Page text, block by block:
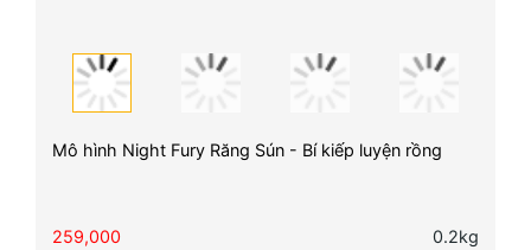
Mô hình Night Fury Răng Sún - Bí kiếp luyện rồng
259,000 0.2kg